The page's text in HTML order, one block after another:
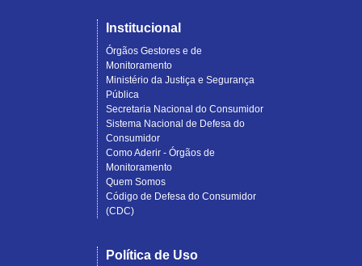
Institucional
Órgãos Gestores e de
Monitoramento
Ministério da Justiça e Segurança
Pública
Secretaria Nacional do Consumidor
Sistema Nacional de Defesa do
Consumidor
Como Aderir - Órgãos de
Monitoramento
Quem Somos
Código de Defesa do Consumidor
(CDC)
Política de Uso